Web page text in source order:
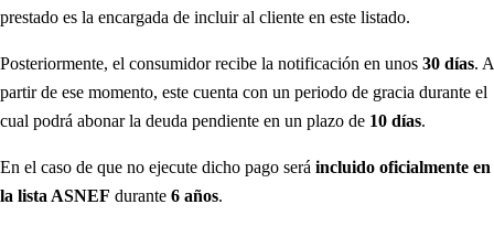
prestado es la encargada de incluir al cliente en este listado.
Posteriormente, el consumidor recibe la notificación en unos 30 días. A
partir de ese momento, este cuenta con un periodo de gracia durante el
cual podrá abonar la deuda pendiente en un plazo de 10 días.
En el caso de que no ejecute dicho pago será incluido oficialmente en
la lista ASNEF durante 6 años.